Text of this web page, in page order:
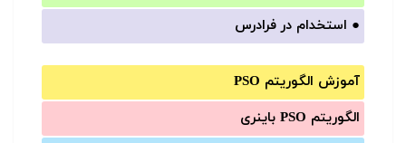
● استخدام در فرادرس
آموزش الگوریتم PSO
الگوریتم PSO باینری